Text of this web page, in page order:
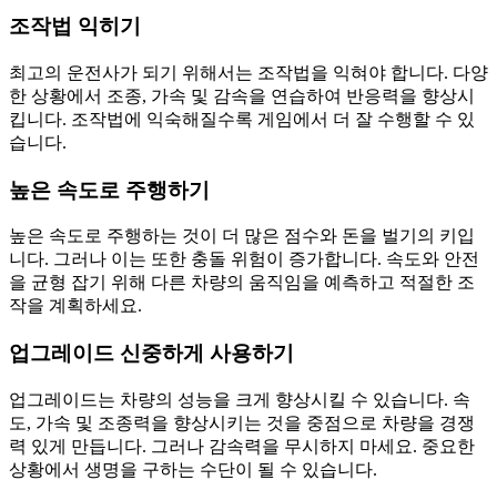
조작법 익히기
최고의 운전사가 되기 위해서는 조작법을 익혀야 합니다. 다양
한 상황에서 조종, 가속 및 감속을 연습하여 반응력을 향상시
킵니다. 조작법에 익숙해질수록 게임에서 더 잘 수행할 수 있
습니다.
높은 속도로 주행하기
높은 속도로 주행하는 것이 더 많은 점수와 돈을 벌기의 키입
니다. 그러나 이는 또한 충돌 위험이 증가합니다. 속도와 안전
을 균형 잡기 위해 다른 차량의 움직임을 예측하고 적절한 조
작을 계획하세요.
업그레이드 신중하게 사용하기
업그레이드는 차량의 성능을 크게 향상시킬 수 있습니다. 속
도, 가속 및 조종력을 향상시키는 것을 중점으로 차량을 경쟁
력 있게 만듭니다. 그러나 감속력을 무시하지 마세요. 중요한
상황에서 생명을 구하는 수단이 될 수 있습니다.